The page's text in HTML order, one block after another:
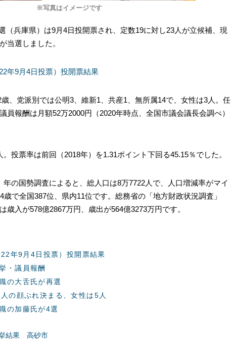
※写真はイメージです
兵庫県）は9月4日投開票され、定数19に対し23人が立候補、現
当選しました。
年9月4日投票）投開票結果
、党派別では公明3、維新1、共産1、無所属14で、女性は3人。任
員報酬は月額52万2000円（2020年時点、全国市議会議長会調べ）
投票率は前回（2018年）を1.31ポイント下回る45.15％でした。
の国勢調査によると、総人口は8万7722人で、人口増減率がマイ
で全国387位、県内11位です。総務省の「地方財政状況調査」
歳入が578億2867万円、歳出が564億3273万円です。
年9月4日投票）投開票結果
・議員報酬
の大舌氏が再選
の顔ぶれ決まる、女性は5人
の加藤氏が4選
結果 高砂市